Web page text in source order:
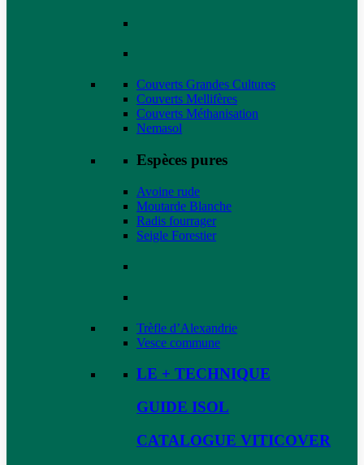
Couverts Grandes Cultures
Couverts Mellifères
Couverts Méthanisation
Nemasol
Espèces pures
Avoine rude
Moutarde Blanche
Radis fourrager
Seigle Forestier
Trèfle d’Alexandrie
Vesce commune
LE + TECHNIQUE
GUIDE ISOL
CATALOGUE VITICOVER